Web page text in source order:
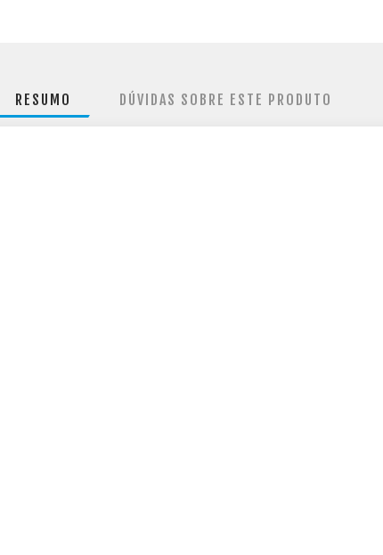
RESUMO DÚVIDAS SOBRE ESTE PRODUTO